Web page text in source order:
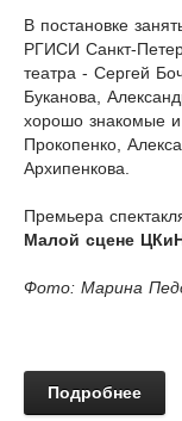
В постановке
РГИСИ Санкт-
театра - Сергей
Буканова,
хорошо знакомые
Прокопенко,
Архипенкова.
Премьера
Малой сцене
Фото: Марина
Подробнее